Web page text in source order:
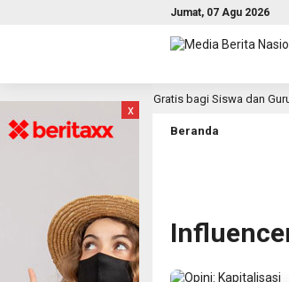
Jumat, 07 Agu 2026
x
Cek Kesehatan Gratis bagi Siswa dan Guru
Beranda